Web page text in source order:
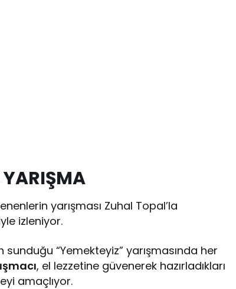
YARIŞMA
yarışması Zuhal Topal’la
izleniyor.
sunduğu “Yemekteyiz” yarışmasında her
, el lezzetine güvenerek hazırladıkları
amaçlıyor.